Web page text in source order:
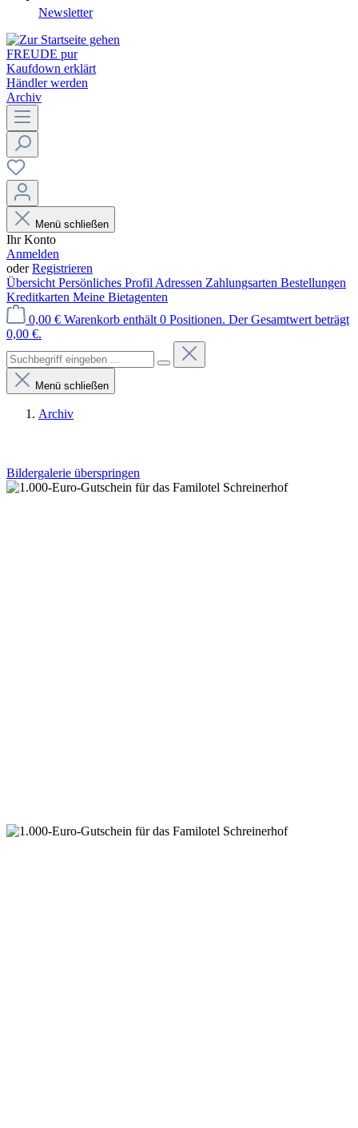
Newsletter
FREUDE pur
Kaufdown erklärt
Händler werden
Archiv
Menü schließen
Ihr Konto
Anmelden
oderRegistrieren
Übersicht Persönliches Profil Adressen Zahlungsarten Bestellungen
Kreditkarten Meine Bietagenten
0,00 € Warenkorb enthält 0 Positionen. Der Gesamtwert beträgt
0,00 €.
Menü schließen
Archiv
Bildergalerie überspringen